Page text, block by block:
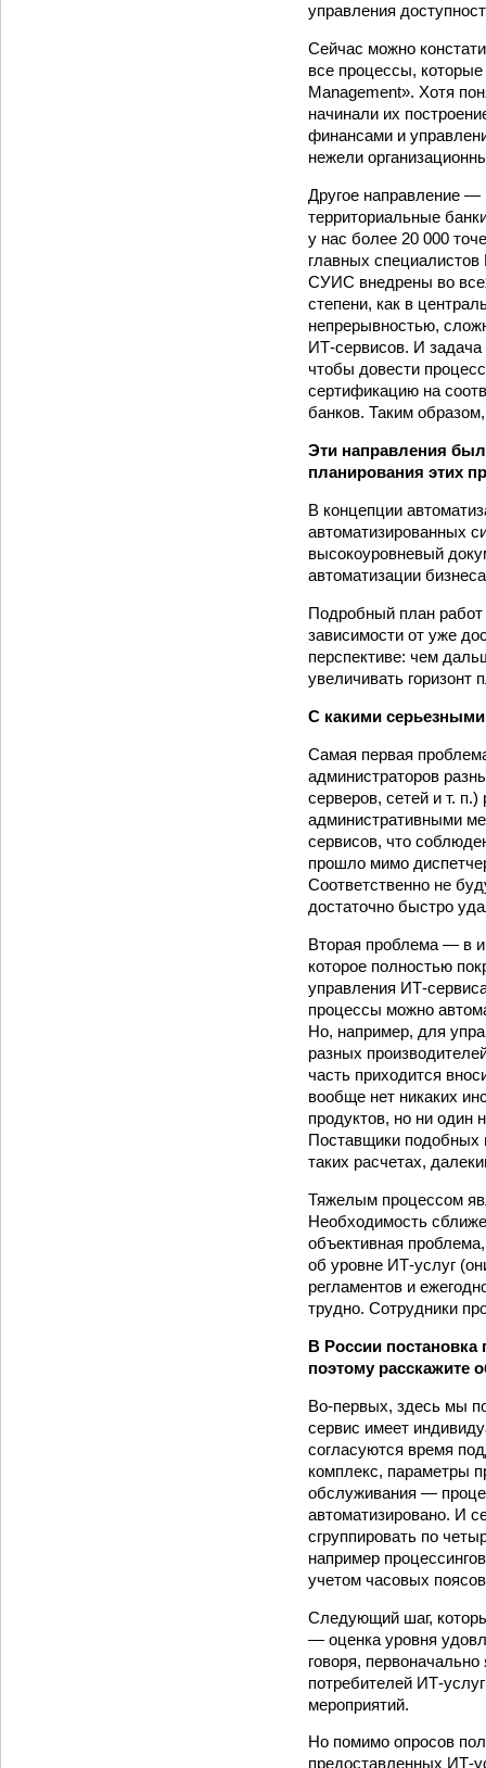
управления
Сейчас можно
все процессы,
Management». Хотя
начинали их
финансами и
нежели
Другое направление —
территориальные
у нас более 20 000
главных
СУИС внедрены во
степени, как в
непрерывностью,
ИТ-сервисов. И
чтобы довести
сертификацию на
банков. Таким
Эти направления
планирования этих
В концепции
автоматизированных
высокоуровневый
автоматизации
Подробный план
зависимости от уже
перспективе: чем
увеличивать горизонт
С какими
Самая первая
администраторов
серверов, сетей и т.
административными
сервисов, что
прошло мимо
Соответственно не
достаточно быстро
Вторая проблема — в
которое полностью
управления ИТ-
процессы можно
Но, например, для
разных
часть приходится
вообще нет никаких
продуктов, но ни один
Поставщики подобных
таких расчетах,
Тяжелым процессом
Необходимость
объективная
об уровне ИТ-услуг
регламентов и
трудно. Сотрудники
В России постановка
поэтому расскажите
Во-первых, здесь мы
сервис имеет
согласуются время
комплекс, параметры
обслуживания —
автоматизировано. И
сгруппировать по
например
учетом часовых
Следующий шаг,
— оценка уровня
говоря,
потребителей ИТ-
мероприятий.
Но помимо опросов
предоставленных ИТ-